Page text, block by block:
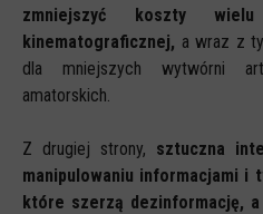
zmniejszyć koszty
kinematograficznej, a wraz z
dla mniejszych wytwórni
amatorskich.
Z drugiej strony, sztuczna
manipulowaniu informacjami i
które szerzą dezinformację,